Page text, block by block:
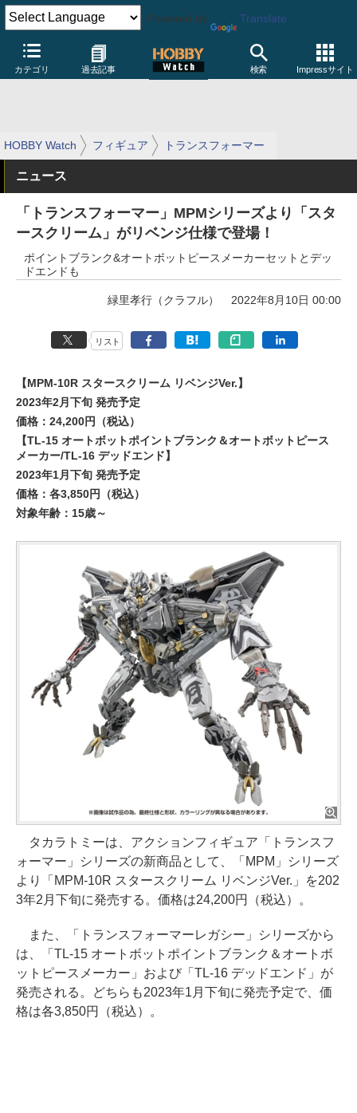
Powered by Translate
カテゴリ 過去記事 検索 Impressサイト
HOBBY Watch フィギュア トランスフォーマー
ニュース
「トランスフォーマー」MPMシリーズより「スタ
ースクリーム」がリベンジ仕様で登場！
ポイントブランク&オートボットピースメーカーセットとデッ
ドエンドも
緑里孝行（クラフル） 2022年8月10日 00:00
リスト
【MPM-10R スタースクリーム リベンジVer.】
2023年2月下旬 発売予定
価格：24,200円（税込）
【TL-15 オートボットポイントブランク＆オートボットピース
メーカー/TL-16 デッドエンド】
2023年1月下旬 発売予定
価格：各3,850円（税込）
対象年齢：15歳～
タカラトミーは、アクションフィギュア「トランスフ
ォーマー」シリーズの新商品として、「MPM」シリーズ
より「MPM-10R スタースクリーム リベンジVer.」を202
3年2月下旬に発売する。価格は24,200円（税込）。
また、「トランスフォーマーレガシー」シリーズから
は、「TL-15 オートボットポイントブランク＆オートボ
ットピースメーカー」および「TL-16 デッドエンド」が
発売される。どちらも2023年1月下旬に発売予定で、価
格は各3,850円（税込）。